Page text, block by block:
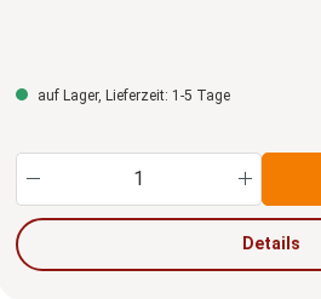
auf Lager, Lieferzeit: 1-5 Tage
Produkt Anzahl: Gib den
Details